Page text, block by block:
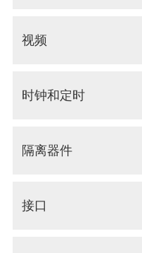
视频
时钟和定时
隔离器件
接口